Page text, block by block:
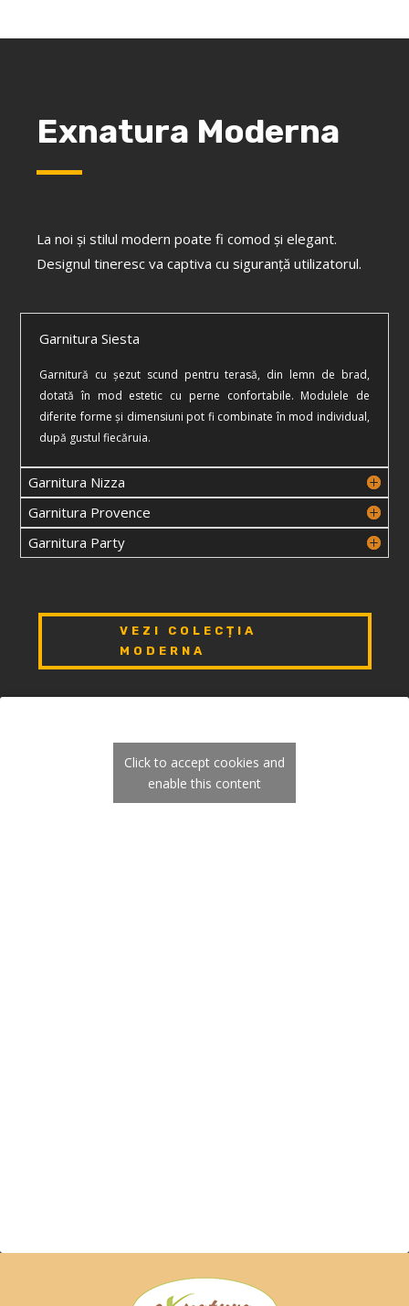
Exnatura Moderna
La noi şi stilul modern poate fi comod şi elegant.
Designul tineresc va captiva cu siguranţă utilizatorul.
Garnitura Siesta
Garnitură cu şezut scund pentru terasă, din lemn de brad,
dotată în mod estetic cu perne confortabile. Modulele de
diferite forme şi dimensiuni pot fi combinate în mod individual,
după gustul fiecăruia.
Garnitura Nizza
Garnitura Provence
Garnitura Party
VEZI COLECȚIA
MODERNA
Click to accept cookies and
enable this content